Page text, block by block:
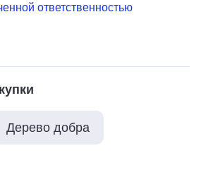
ответственностью
Дерево добра